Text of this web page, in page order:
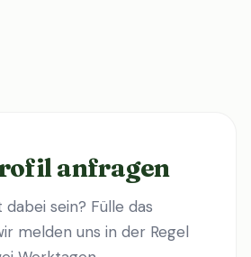
anfragen
sein? Fülle das
melden uns in der Regel